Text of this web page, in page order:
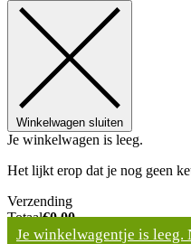
Winkelwagen sluiten
Je winkelwagen is leeg.
Het lijkt erop dat je nog geen
Verzending
Totaal€0,00
Je winkelwagentje is leeg.